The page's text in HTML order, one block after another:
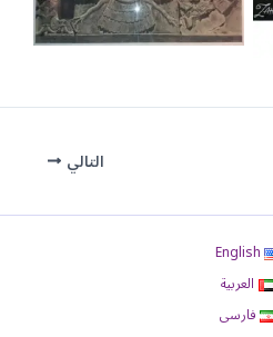
التالي
English
العربية
فارسی